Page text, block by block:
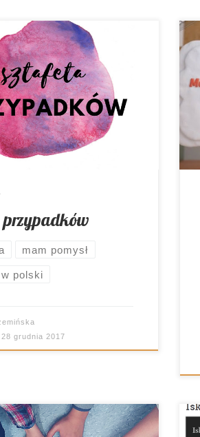
rzeczownika
dość długo. Podjęliśmy
zadań, by je utrwalić,
czas ukoronować
zrobiliśmy? Biegiem ?
przypadków
mam pomysł
polski
28 grudnia 2017